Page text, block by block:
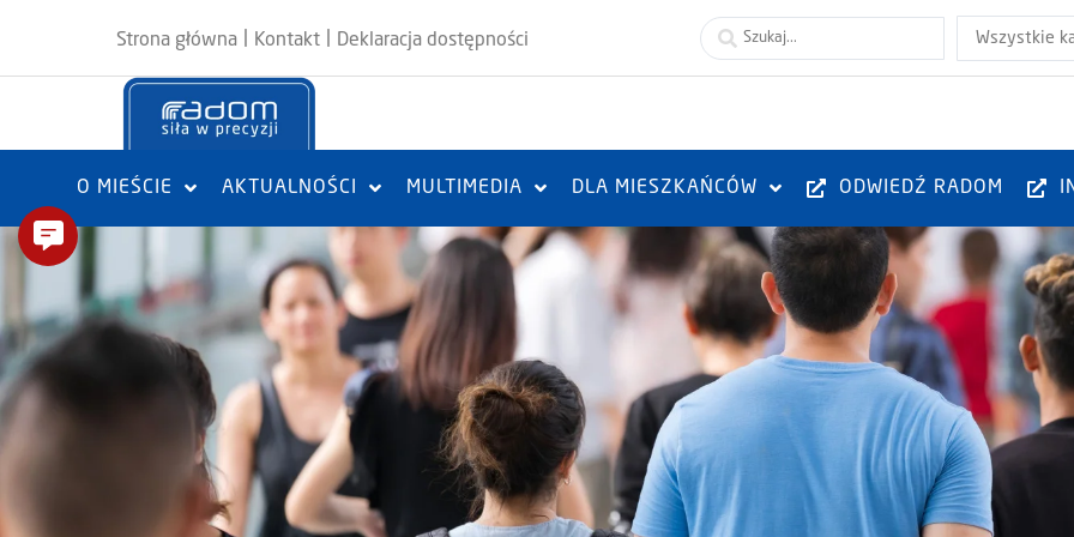
Strona główna Kontakt Deklaracja dostępności Wszystkie
O MIEŚCIE AKTUALNOŚCI MULTIMEDIA DLA MIESZKAŃCÓW ODWIEDŹ RADOM